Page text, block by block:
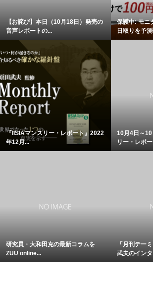
【お詫び】本日（10月18日）発売の
音声レポートの...
保護中: モニ
日取りを予
『IISIAマンスリー・レポート』2022
年12月...
10月4日～
リー・レポ
研究員・大和田克の最新コラムを
ZUU online...
「月刊テー
武夫のイン